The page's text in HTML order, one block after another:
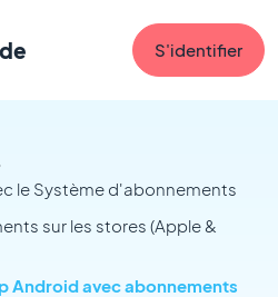
S'identifier
le Système d'abonnements
sur les stores (Apple &
Android avec abonnements